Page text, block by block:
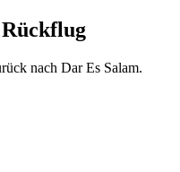
Rückflug
nach Dar Es Salam.